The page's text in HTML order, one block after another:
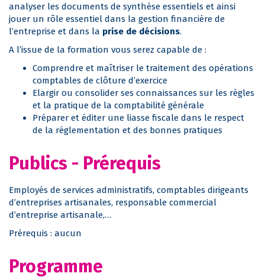
analyser les documents de synthèse essentiels et ainsi
jouer un rôle essentiel dans la gestion financière de
l’entreprise et dans la prise de décisions.
A l’issue de la formation vous serez capable de :
Comprendre et maîtriser le traitement des opérations
comptables de clôture d’exercice
Elargir ou consolider ses connaissances sur les règles
et la pratique de la comptabilité générale
Préparer et éditer une liasse fiscale dans le respect
de la réglementation et des bonnes pratiques
Publics - Prérequis
Employés de services administratifs, comptables dirigeants
d’entreprises artisanales, responsable commercial
d’entreprise artisanale,…
Prérequis : aucun
Programme